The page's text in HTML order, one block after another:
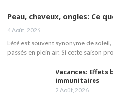
Peau, cheveux, ongles: Ce
4 Août, 2026
L’été est souvent synonyme de
passés en plein air. Si cette saison
Vacances: Effets
immunitaires
2 Août, 2026